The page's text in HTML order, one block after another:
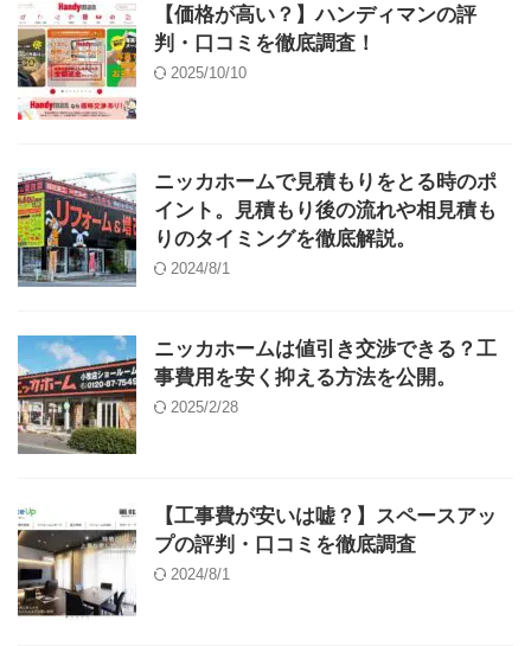
【価格が高い？】ハンディマンの評
判・口コミを徹底調査！
2025/10/10
ニッカホームで見積もりをとる時のポ
イント。見積もり後の流れや相見積も
りのタイミングを徹底解説。
2024/8/1
ニッカホームは値引き交渉できる？工
事費用を安く抑える方法を公開。
2025/2/28
【工事費が安いは嘘？】スペースアッ
プの評判・口コミを徹底調査
2024/8/1